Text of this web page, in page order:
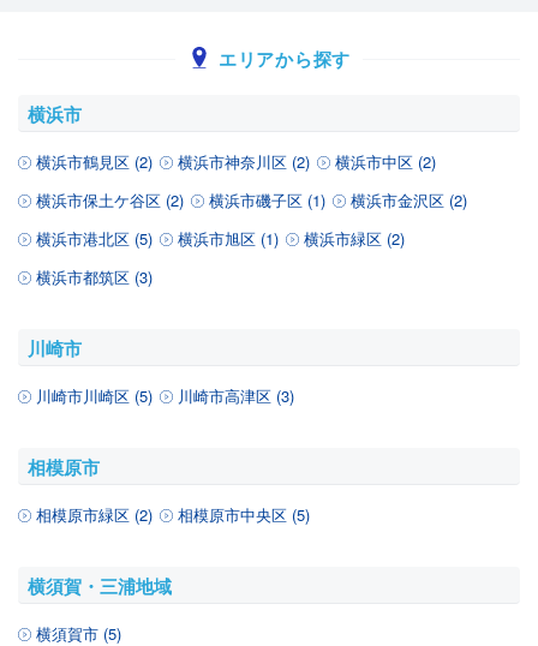
エリアから探す
横浜市
横浜市鶴見区 (2) 横浜市神奈川区 (2)
横浜市中区 (2)
横浜市保土ケ谷区 (2)
横浜市磯子区 (1)
横浜市金沢区 (2)
横浜市港北区 (5)
横浜市旭区 (1)
横浜市緑区 (2)
横浜市都筑区 (3)
川崎市
川崎市川崎区 (5) 川崎市高津区 (3)
相模原市
相模原市緑区 (2) 相模原市中央区 (5)
横須賀・三浦地域
横須賀市 (5)